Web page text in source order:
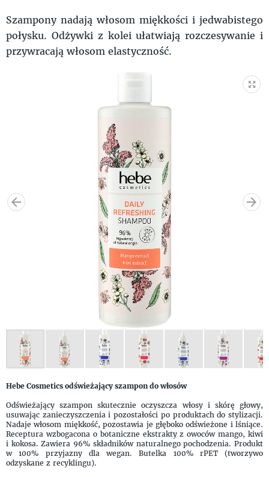
Szampony nadają włosom miękkości i jedwabistego
połysku. Odżywki z kolei ułatwiają rozczesywanie i
przywracają włosom elastyczność.
Hebe Cosmetics odświeżający szampon do włosów
Odświeżający szampon skutecznie oczyszcza włosy i skórę głowy,
usuwając zanieczyszczenia i pozostałości po produktach do stylizacji.
Nadaje włosom miękkość, pozostawia je głęboko odświeżone i lśniące.
Receptura wzbogacona o botaniczne ekstrakty z owoców mango, kiwi
i kokosa. Zawiera 96% składników naturalnego pochodzenia. Produkt
w 100% przyjazny dla wegan. Butelka 100% rPET (tworzywo
odzyskane z recyklingu).